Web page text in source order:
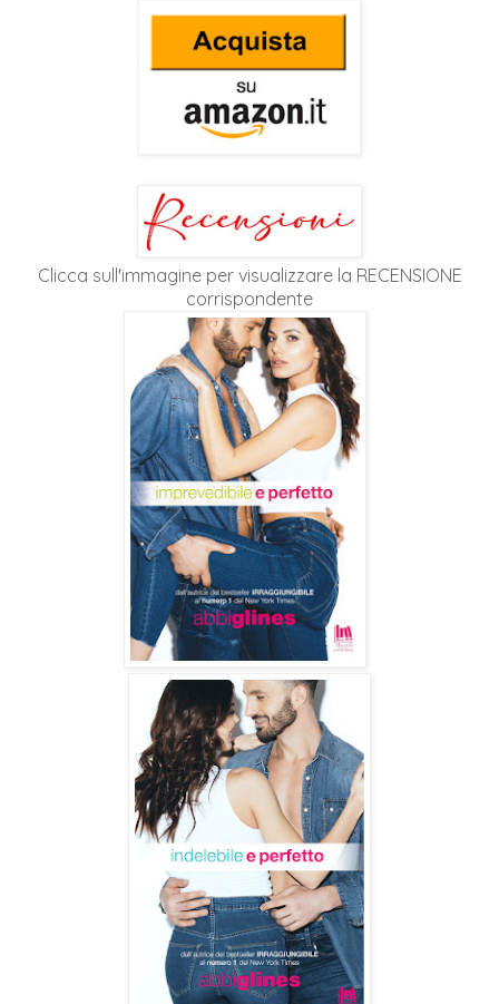
Clicca sull'immagine per visualizzare la RECENSIONE
corrispondente